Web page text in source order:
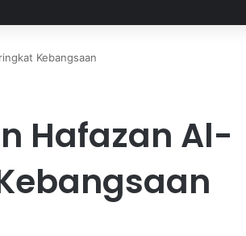
Kebangsaan
Hafazan Al-